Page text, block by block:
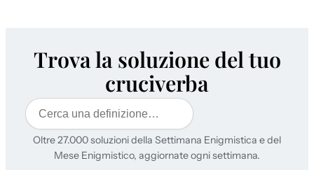
Trova la soluzione del tuo
cruciverba
Cerca
Oltre 27.000 soluzioni della Settimana Enigmistica e del
Mese Enigmistico, aggiornate ogni settimana.